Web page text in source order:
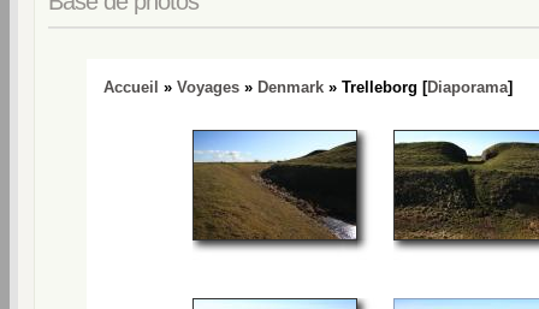
Accueil » Voyages » Denmark » Trelleborg [Diaporama]